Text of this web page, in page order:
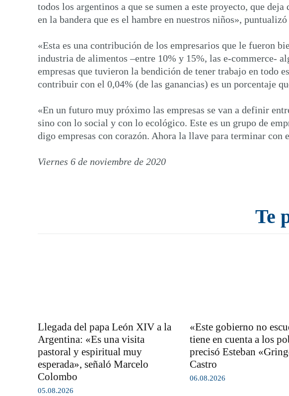
todos los argentinos a que se sumen a este proyecto, que
en la bandera que es el hambre en nuestros niños»,
«Esta es una contribución de los empresarios que le fueron
industria de alimentos –entre 10% y 15%, las e-commerce-
empresas que tuvieron la bendición de tener trabajo en todo
contribuir con el 0,04% (de las ganancias) es un porcentaje
«En un futuro muy próximo las empresas se van a definir
sino con lo social y con lo ecológico. Este es un grupo de
digo empresas con corazón. Ahora la llave para terminar
Viernes 6 de noviembre de 2020
Te
Llegada del papa León XIV a la
Argentina: «Es una visita
pastoral y espiritual muy
esperada», señaló Marcelo
Colombo
05.08.2026
«Este gobierno no
tiene en cuenta a los
precisó Esteban
Castro
06.08.2026